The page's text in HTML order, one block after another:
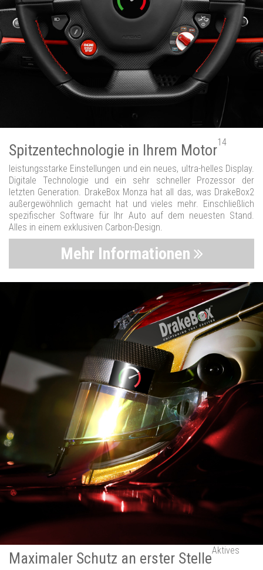
Spitzentechnologie in Ihrem Motor14
leistungsstarke Einstellungen und ein neues, ultra-helles Display.
Digitale Technologie und ein sehr schneller Prozessor der
letzten Generation. DrakeBox Monza hat all das, was DrakeBox2
außergewöhnlich gemacht hat und vieles mehr. Einschließlich
spezifischer Software für Ihr Auto auf dem neuesten Stand.
Alles in einem exklusiven Carbon-Design.
Mehr Informationen
Maximaler Schutz an erster StelleAktives